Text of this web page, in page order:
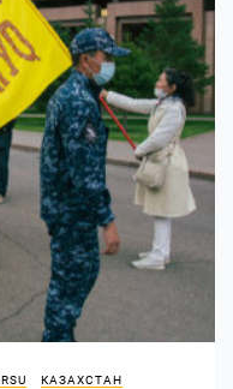
КАЗАХСТАН